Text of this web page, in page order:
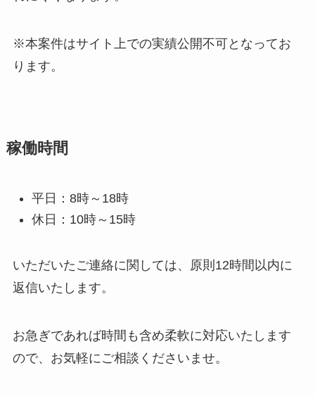
※本案件はサイト上での実績公開不可となってお
ります。
稼働時間
平日：8時～18時
休日：10時～15時
いただいたご連絡に関しては、原則12時間以内に
返信いたします。
お急ぎであれば時間も含め柔軟に対応いたします
ので、お気軽にご相談くださいませ。